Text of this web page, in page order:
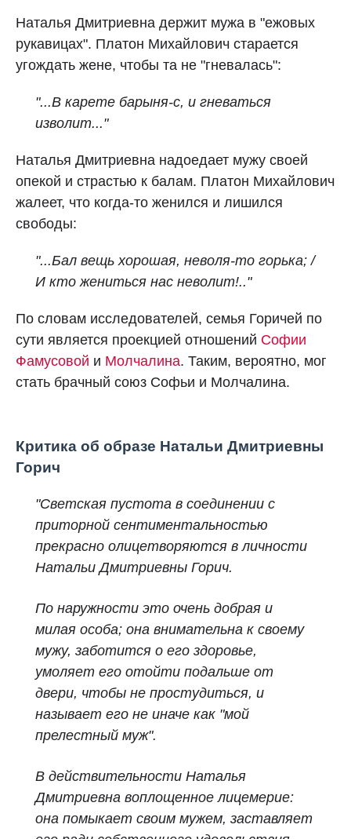
Наталья Дмитриевна держит мужа в "ежовых
рукавицах". Платон Михайлович старается
угождать жене, чтобы та не "гневалась":
"...В карете барыня-с, и гневаться
изволит..."
Наталья Дмитриевна надоедает мужу своей
опекой и страстью к балам. Платон Михайлович
жалеет, что когда-то женился и лишился
свободы:
"...Бал вещь хорошая, неволя-то горька; /
И кто жениться нас неволит!.."
По словам исследователей, семья Горичей по
сути является проекцией отношений Софии
Фамусовой и Молчалина. Таким, вероятно, мог
стать брачный союз Софьи и Молчалина.
Критика об образе Натальи Дмитриевны
Горич
"Светская пустота в соединении с
приторной сентиментальностью
прекрасно олицетворяются в личности
Натальи Дмитриевны Горич.
По наружности это очень добрая и
милая особа; она внимательна к своему
мужу, заботится о его здоровье,
умоляет его отойти подальше от
двери, чтобы не простудиться, и
называет его не иначе как "мой
прелестный муж".
В действительности Наталья
Дмитриевна воплощенное лицемерие:
она помыкает своим мужем, заставляет